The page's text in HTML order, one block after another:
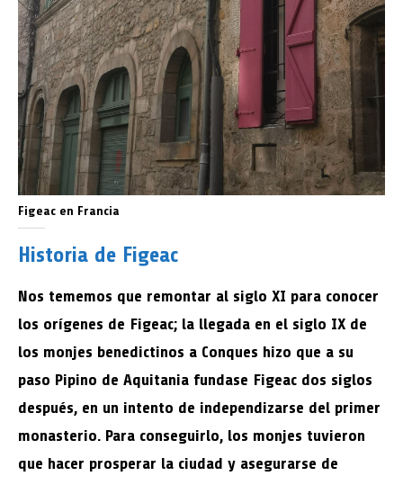
Figeac en Francia
Historia de Figeac
Nos tememos que remontar al siglo XI para conocer
los orígenes de Figeac; la llegada en el siglo IX de
los monjes benedictinos a Conques hizo que a su
paso Pipino de Aquitania fundase Figeac dos siglos
después, en un intento de independizarse del primer
monasterio. Para conseguirlo, los monjes tuvieron
que hacer prosperar la ciudad y asegurarse de